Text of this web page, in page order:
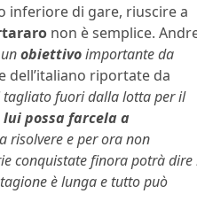
inferiore di gare, riuscire a
non è semplice.
obiettivoimportante da
dell’italiano riportate da
tagliato fuori dalla lotta per il
lui possa farcela a
risolvere e per ora non
conquistate finora potrà dire
è lunga e tutto può